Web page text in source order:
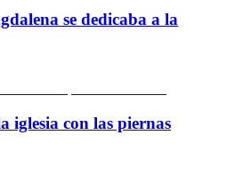
se dedicaba a la
iglesia con las piernas